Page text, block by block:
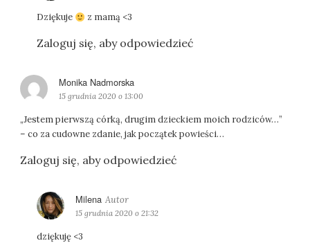
z
e
Dziękuje z mamą <3
Zaloguj się, aby odpowiedzieć
Monika Nadmorska
i
z
e
15 grudnia 2020 o 13:00
„Jestem pierwszą córką, drugim dzieckiem moich rodziców…”
– co za cudowne zdanie, jak początek powieści…
Zaloguj się, aby odpowiedzieć
Milena
i
15 grudnia 2020 o 21:32
dziękuję <3